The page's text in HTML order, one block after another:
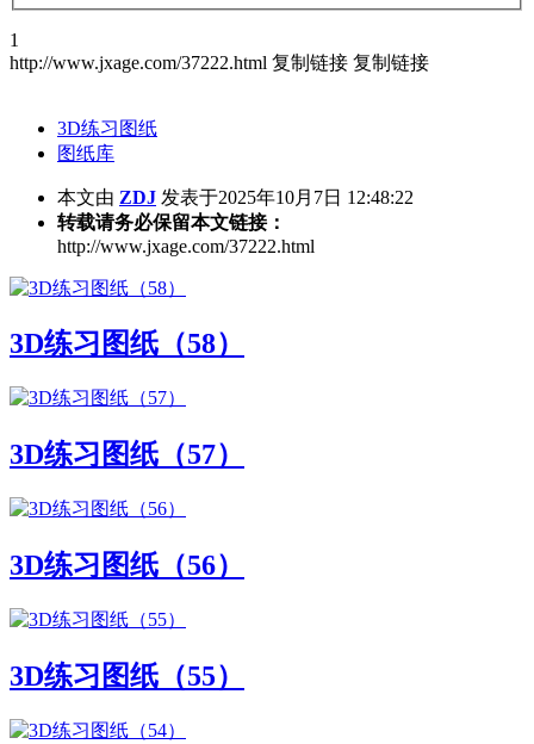
1
http://www.jxage.com/37222.html 复制链接 复制链接
3D练习图纸
图纸库
本文由 ZDJ 发表于2025年10月7日 12:48:22
转载请务必保留本文链接：
http://www.jxage.com/37222.html
3D练习图纸（58）
3D练习图纸（57）
3D练习图纸（56）
3D练习图纸（55）